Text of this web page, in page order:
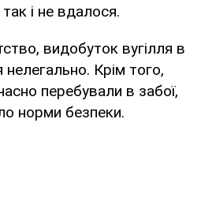
і не вдалося.
видобуток вугілля в
Крім того,
перебували в забої,
норми безпеки.